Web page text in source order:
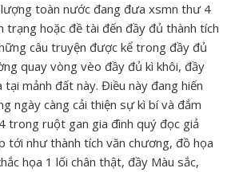
toàn nước đang đưa xsmn thư 4
trạng hoặc đề tài đến đầy đủ thành tích
câu truyện được kể trong đầy đủ
quay vòng vèo đầy đủ kì khôi, đầy
tại mảnh đất này. Điều này đang hiến
ngày càng cải thiện sự kì bí và đắm
trong ruột gan gia đình quý đọc giả
tới như thành tích văn chương, đồ họa
họa 1 lối chân thật, đầy Màu sắc,